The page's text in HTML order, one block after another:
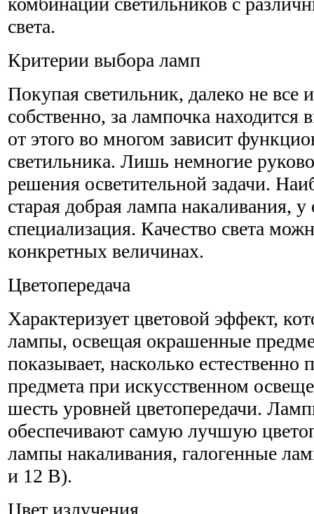
света.
Критерии выбора ламп
Покупая светильник, далеко не все
собственно, за лампочка находится
от этого во многом зависит
светильника. Лишь немногие
решения осветительной задачи.
старая добрая лампа накаливания,
специализация. Качество света
конкретных величинах.
Цветопередача
Характеризует цветовой эффект,
лампы, освещая окрашенные
показывает, насколько естественно
предмета при искусственном
шесть уровней цветопередачи.
обеспечивают самую лучшую
лампы накаливания, галогенные
и 12 В).
Цвет излучения